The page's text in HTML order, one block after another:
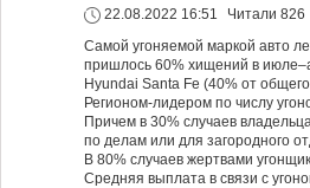
22.08.2022 16:51
Читали 826
Самой угоняемой маркой авто
пришлось 60% хищений в
Hyundai Santa Fe (40% от
Регионом-лидером по числу
Причем в 30% случаев
по делам или для загородного
В 80% случаев жертвами
Средняя выплата в связи с